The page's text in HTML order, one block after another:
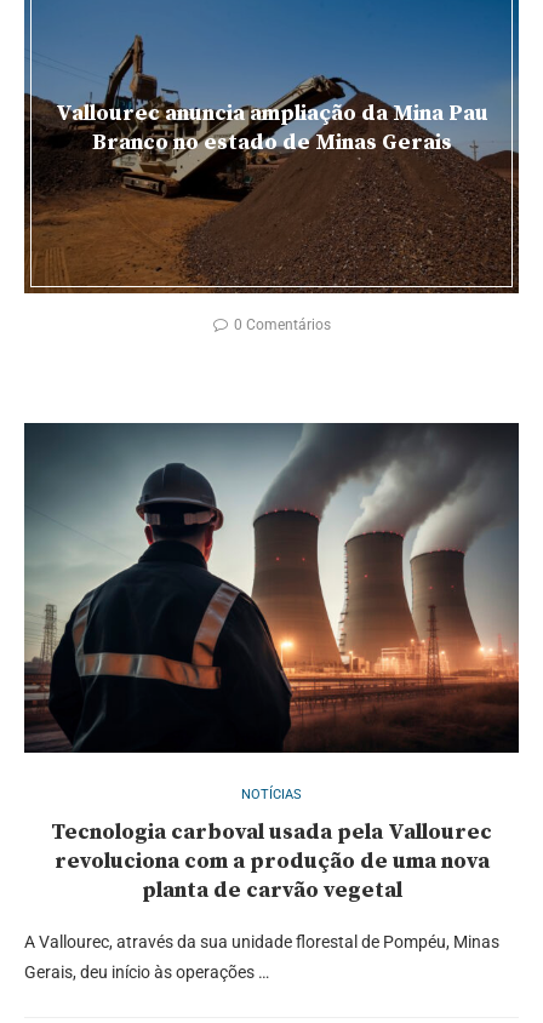
Vallourec anuncia ampliação da Mina Pau
Branco no estado de Minas Gerais
0 Comentários
NOTÍCIAS
Tecnologia carboval usada pela Vallourec
revoluciona com a produção de uma nova
planta de carvão vegetal
A Vallourec, através da sua unidade florestal de Pompéu, Minas
Gerais, deu início às operações …